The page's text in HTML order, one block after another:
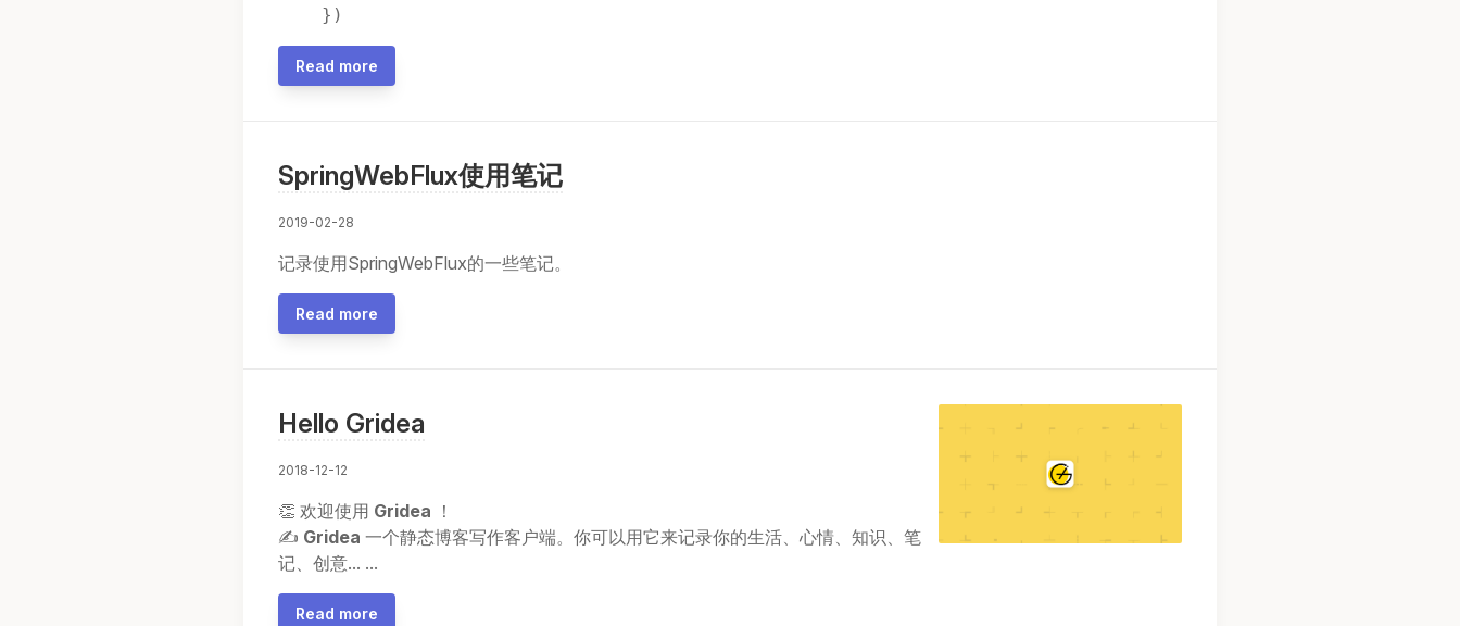
Read more
SpringWebFlux使用笔记
2019-02-28
记录使用SpringWebFlux的一些笔记。
Read more
Hello Gridea
2018-12-12
👏 欢迎使用 Gridea ！
✍️ Gridea 一个静态博客写作客户端。你可以用它来记录你的生活、心情、知识、笔
记、创意... ...
Read more